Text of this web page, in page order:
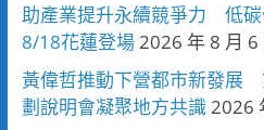
助產業提升永續競爭力 低
8/18花蓮登場2026 年 8 月 6
黃偉哲推動下營都市新發展
劃說明會凝聚地方共識2026